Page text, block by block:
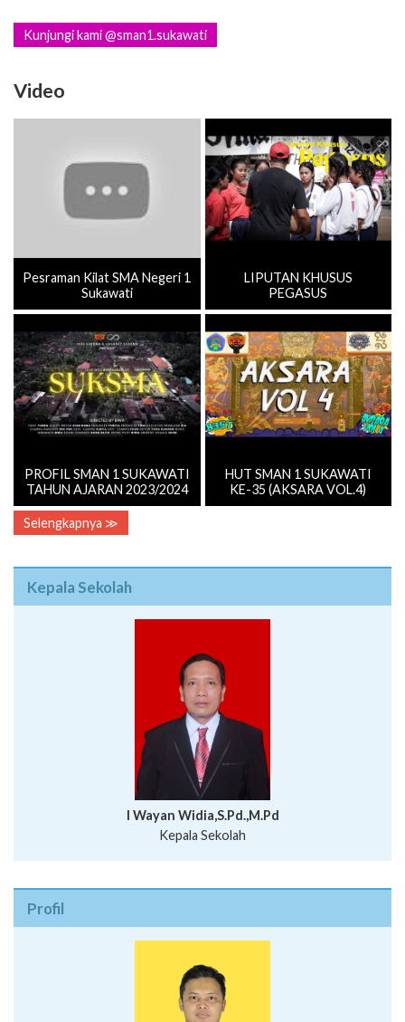
Kunjungi kami @sman1.sukawati
Video
Pesraman Kilat SMA Negeri 1
Sukawati
LIPUTAN KHUSUS
PEGASUS
PROFIL SMAN 1 SUKAWATI
TAHUN AJARAN 2023/2024
HUT SMAN 1 SUKAWATI
KE-35 (AKSARA VOL.4)
Selengkapnya ≫
Kepala Sekolah
I Wayan Widia,S.Pd.,M.Pd
Kepala Sekolah
Profil